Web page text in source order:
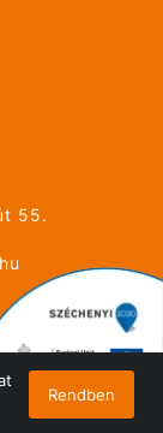
Rendben
55.
Minden jog